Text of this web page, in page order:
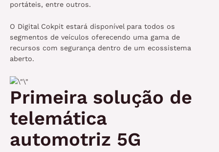
portáteis, entre outros.
O Digital Cokpit estará disponível para todos os
segmentos de veículos oferecendo uma gama de
recursos com segurança dentro de um ecossistema
aberto.
Primeira solução de
telemática
automotriz 5G